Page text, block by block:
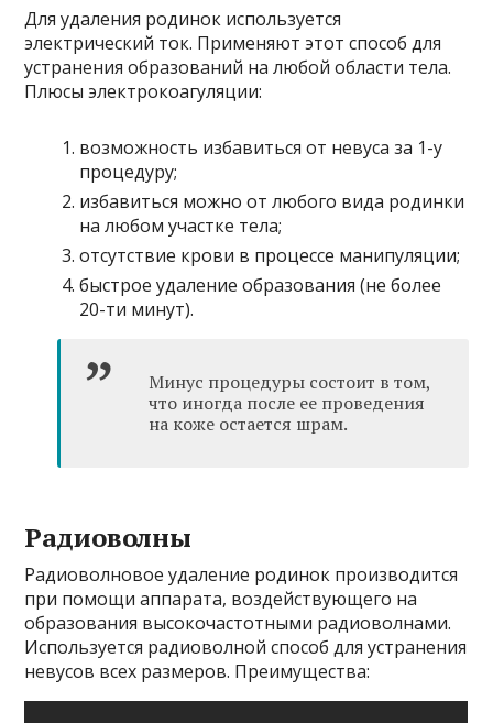
Для удаления родинок используется
электрический ток. Применяют этот способ для
устранения образований на любой области тела.
Плюсы электрокоагуляции:
возможность избавиться от невуса за 1-у
процедуру;
избавиться можно от любого вида родинки
на любом участке тела;
отсутствие крови в процессе манипуляции;
быстрое удаление образования (не более
20-ти минут).
Минус процедуры состоит в том,
что иногда после ее проведения
на коже остается шрам.
Радиоволны
Радиоволновое удаление родинок производится
при помощи аппарата, воздействующего на
образования высокочастотными радиоволнами.
Используется радиоволной способ для устранения
невусов всех размеров. Преимущества: